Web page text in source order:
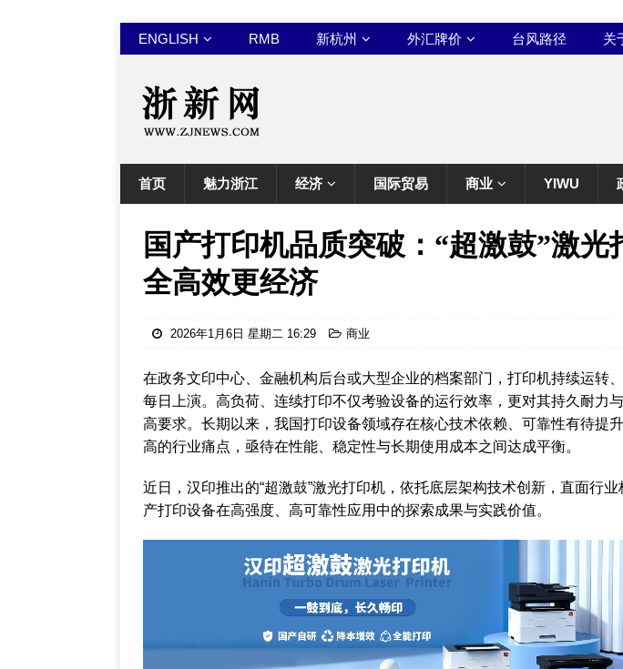
ENGLISH RMB 新杭州 外汇牌价 台风路径 关
首页 魅力浙江 经济 国际贸易 商业 YIWU
国产打印机品质突破：“超激鼓”激光
全高效更经济
2026年1月6日 星期二 16:29 商业
在政务文印中心、金融机构后台或大型企业的档案部门，打印机持续运转
每日上演。高负荷、连续打印不仅考验设备的运行效率，更对其持久耐力
高要求。长期以来，我国打印设备领域存在核心技术依赖、可靠性有待提
高的行业痛点，亟待在性能、稳定性与长期使用成本之间达成平衡。
近日，汉印推出的“超激鼓”激光打印机，依托底层架构技术创新，直面行
产打印设备在高强度、高可靠性应用中的探索成果与实践价值。